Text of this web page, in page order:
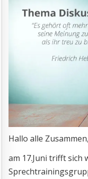
Hallo alle Zusammen,
am 17.Juni trifft sich